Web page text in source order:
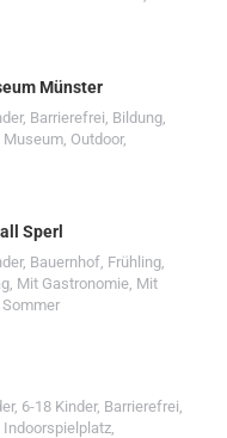
Münster
, Barrierefrei, Bildung,
Museum, Outdoor,
Sperl
, Bauernhof, Frühling,
, Mit Gastronomie, Mit
Sommer
, 6-18 Kinder, Barrierefrei,
Indoorspielplatz,